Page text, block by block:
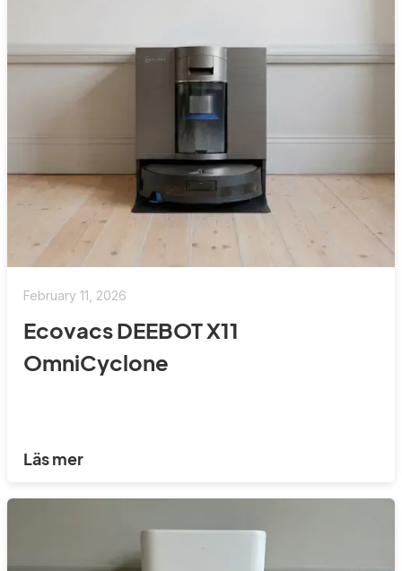
February 11, 2026
Ecovacs DEEBOT X11
OmniCyclone
Läs mer